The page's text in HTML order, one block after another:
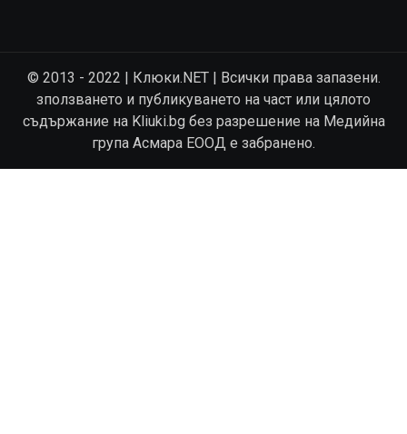
© 2013 - 2022 | Клюки.NET | Всички права запазени.
зползването и публикуването на част или цялото
съдържание на Kliuki.bg без разрешение на Медийна
група Асмара ЕООД е забранено.